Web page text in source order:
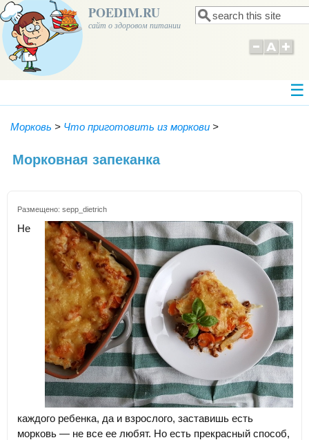
POEDIM.RU
сайт о здоровом питании Форма поиска
Поиск
Морковь > Что приготовить из моркови >
Морковная запеканка
Размещено: sepp_dietrich
Не
каждого ребенка, да и взрослого, заставишь есть
морковь — не все ее любят. Но есть прекрасный способ,